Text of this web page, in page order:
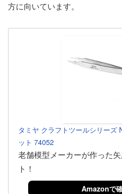
方に向いています。
タミヤ クラフトツールシリーズ
ット 74052
老舗模型メーカーが作った
ト！
Amazonで